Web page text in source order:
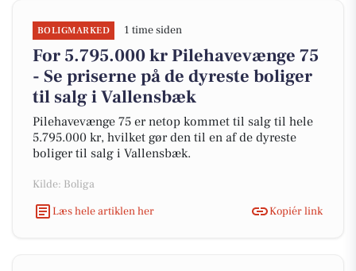
BOLIGMARKED 1 time siden
For 5.795.000 kr Pilehavevænge 75
- Se priserne på de dyreste boliger
til salg i Vallensbæk
Pilehavevænge 75 er netop kommet til salg til hele
5.795.000 kr, hvilket gør den til en af de dyreste
boliger til salg i Vallensbæk.
Kilde: Boliga
Læs hele artiklen her
Kopiér link